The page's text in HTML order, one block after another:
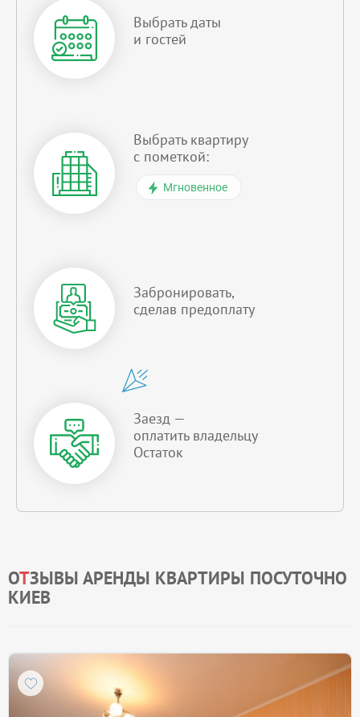
Выбрать даты
и гостей
Выбрать квартиру
с пометкой:
Мгновенное
Забронировать,
сделав предоплату
Заезд —
оплатить владельцу
Остаток
ОТЗЫВЫ АРЕНДЫ КВАРТИРЫ ПОСУТОЧНО
КИЕВ